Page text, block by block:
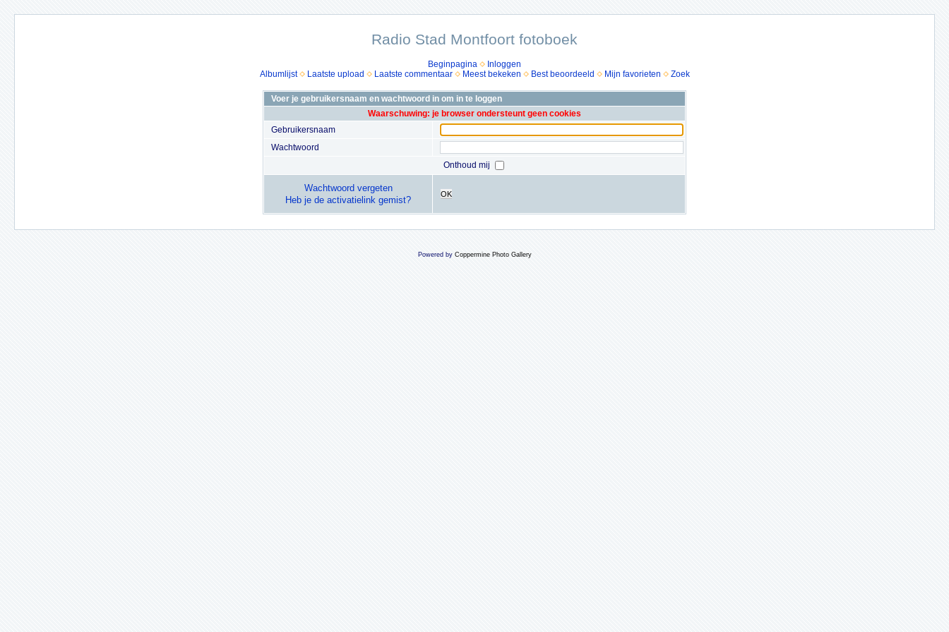
Radio Stad Montfoort fotoboek
Beginpagina
Inloggen
Albumlijst
Laatste upload Laatste commentaar Meest bekeken Best beoordeeld Mijn favorieten Zoek
Voer je gebruikersnaam en wachtwoord in om in te loggen
Waarschuwing: je browser ondersteunt geen cookies
Gebruikersnaam
Wachtwoord
Onthoud mij
Wachtwoord vergeten
Heb je de activatielink gemist?
OK
Powered by Coppermine Photo Gallery